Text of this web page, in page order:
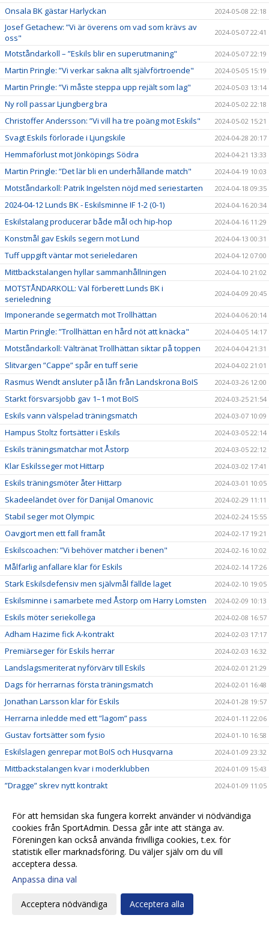
Onsala BK gästar Harlyckan 2024-05-08 22:18
Josef Getachew: ”Vi är överens om vad som krävs av
oss"
2024-05-07 22:41
Motståndarkoll – ”Eskils blir en superutmaning" 2024-05-07 22:19
Martin Pringle: ”Vi verkar sakna allt självförtroende" 2024-05-05 15:19
Martin Pringle: ”Vi måste steppa upp rejält som lag" 2024-05-03 13:14
Ny roll passar Ljungberg bra 2024-05-02 22:18
Christoffer Andersson: ”Vi vill ha tre poäng mot Eskils" 2024-05-02 15:21
Svagt Eskils förlorade i Ljungskile 2024-04-28 20:17
Hemmaförlust mot Jönköpings Södra 2024-04-21 13:33
Martin Pringle: ”Det lär bli en underhållande match" 2024-04-19 10:03
Motståndarkoll: Patrik Ingelsten nöjd med seriestarten 2024-04-18 09:35
2024-04-12 Lunds BK - Eskilsminne IF 1-2 (0-1) 2024-04-16 20:34
Eskilstalang producerar både mål och hip-hop 2024-04-16 11:29
Konstmål gav Eskils segern mot Lund 2024-04-13 00:31
Tuff uppgift väntar mot serieledaren 2024-04-12 07:00
Mittbackstalangen hyllar sammanhållningen 2024-04-10 21:02
MOTSTÅNDARKOLL: Väl förberett Lunds BK i
serieledning
2024-04-09 20:45
Imponerande segermatch mot Trollhättan 2024-04-06 20:14
Martin Pringle: ”Trollhättan en hård nöt att knäcka" 2024-04-05 14:17
Motståndarkoll: Vältränat Trollhättan siktar på toppen 2024-04-04 21:31
Slitvargen ”Cappe” spår en tuff serie 2024-04-02 21:01
Rasmus Wendt ansluter på lån från Landskrona BoIS 2024-03-26 12:00
Starkt försvarsjobb gav 1–1 mot BoIS 2024-03-25 21:54
Eskils vann välspelad träningsmatch 2024-03-07 10:09
Hampus Stoltz fortsätter i Eskils 2024-03-05 22:14
Eskils träningsmatchar mot Åstorp 2024-03-05 22:12
Klar Eskilsseger mot Hittarp 2024-03-02 17:41
Eskils träningsmöter åter Hittarp 2024-03-01 10:05
Skadeeländet över för Danijal Omanovic 2024-02-29 11:11
Stabil seger mot Olympic 2024-02-24 15:55
Oavgjort men ett fall framåt 2024-02-17 19:21
Eskilscoachen: ”Vi behöver matcher i benen" 2024-02-16 10:02
Målfarlig anfallare klar för Eskils 2024-02-14 17:26
Stark Eskilsdefensiv men självmål fällde laget 2024-02-10 19:05
Eskilsminne i samarbete med Åstorp om Harry Lomsten 2024-02-09 10:13
Eskils möter seriekollega 2024-02-08 16:57
Adham Hazime fick A-kontrakt 2024-02-03 17:17
Premiärseger för Eskils herrar 2024-02-03 16:32
Landslagsmeriterat nyförvärv till Eskils 2024-02-01 21:29
Dags för herrarnas första träningsmatch 2024-02-01 16:48
Jonathan Larsson klar för Eskils 2024-01-28 19:57
Herrarna inledde med ett ”lagom” pass 2024-01-11 22:06
Gustav fortsätter som fysio 2024-01-10 16:58
Eskilslagen genrepar mot BoIS och Husqvarna 2024-01-09 23:32
Mittbackstalangen kvar i moderklubben 2024-01-09 15:43
”Dragge” skrev nytt kontrakt 2024-01-09 11:05
Eskilsseger och nu väntar Illyrien 2024-01-06 20:27
Kan Eskils försvara Saluttiteln? 2024-01-03 18:40
Pringle gör come back som Eskilstränare 2023-12-22 19:29
Patrik Ingelsten avslutar sitt tränaruppdrag i
Eskilsminne IF
Rutinerad målvakt klar för Eskils
För att hemsidan ska fungera korrekt använder vi nödvändiga
cookies från SportAdmin. Dessa går inte att stänga av.
Föreningen kan också använda frivilliga cookies, t.ex. för
statistik eller marknadsföring. Du väljer själv om du vill
acceptera dessa.
Anpassa dina val
Acceptera nödvändiga Acceptera alla